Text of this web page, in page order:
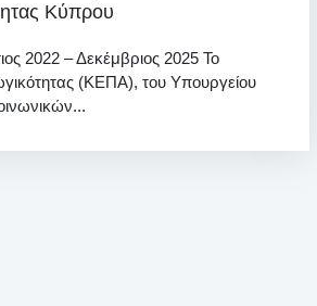
Κύπρου
2022 – Δεκέμβριος 2025 Το
(ΚΕΠΑ), του Υπουργείου